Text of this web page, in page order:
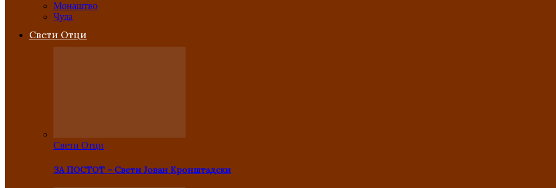
Монаштво
Чуда
Свети Отци
Свети Отци
ЗА ПОСТОТ – Свети Јован Кронштадски